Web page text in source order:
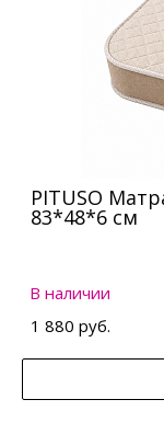
PITUSO
83*48*6 см
В наличии
1 880 руб.